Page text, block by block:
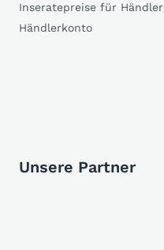
Inseratepreise für Händler
Händlerkonto
Unsere Partner